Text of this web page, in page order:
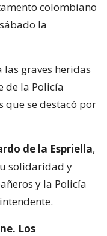
colombiano
la
graves heridas
de la Policía
que se destacó por
de la Espriella,
solidaridad y
y la Policía
Los